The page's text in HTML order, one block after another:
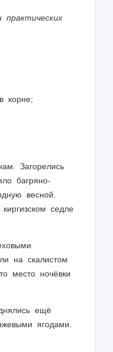
практических
корне;
Загорелись
багряно-
весной.
седле
на скалистом
место ночёвки
ещё
ягодами.